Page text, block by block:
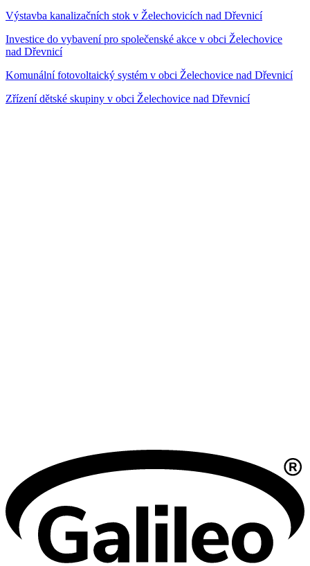
Výstavba kanalizačních stok v Želechovicích nad Dřevnicí
Investice do vybavení pro společenské akce v obci Želechovice
nad Dřevnicí
Komunální fotovoltaický systém v obci Želechovice nad Dřevnicí
Zřízení dětské skupiny v obci Želechovice nad Dřevnicí